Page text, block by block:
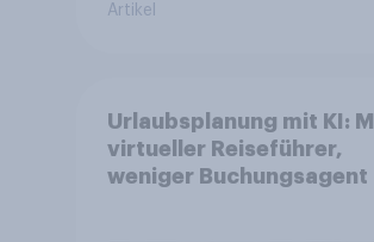
Artikel
Urlaubsplanung mit KI:
virtueller Reiseführer,
weniger Buchungsagent